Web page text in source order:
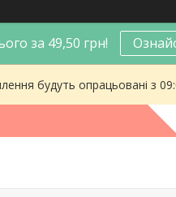
за 49,50 грн!
будуть опрацьовані з